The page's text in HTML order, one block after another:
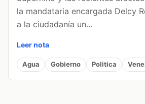
la mandataria encargada Delcy
a la ciudadanía un…
Leer nota
Agua Gobierno Politica